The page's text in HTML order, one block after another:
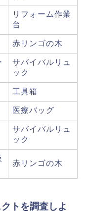
リフォーム作業
台
赤リンゴの木
サバイバルリュ
ック
工具箱
医療バッグ
サバイバルリュ
ック
赤リンゴの木
トを調査しよ